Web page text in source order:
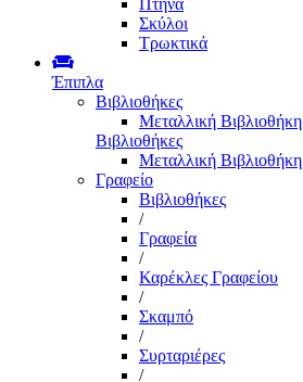
Πτηνά
Σκύλοι
Τρωκτικά
Έπιπλα
Βιβλιοθήκες
Μεταλλική Βιβλιοθήκη
Βιβλιοθήκες
Μεταλλική Βιβλιοθήκη
Γραφείο
Βιβλιοθήκες
/
Γραφεία
/
Καρέκλες Γραφείου
/
Σκαμπό
/
Συρταριέρες
/